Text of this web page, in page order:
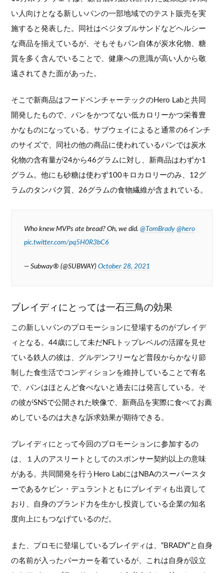
い人向けとなる新しいパンの一部地域でのテスト販売を実
施すると発表した。同社はベジタブルサンドなどヘルシー
な商品を揃えているが、そもそもパン自体が炭水化物、糖
質を多く含んでいることで、健康への意識が高い人から敬
遠されてきた面があった。
そこで新商品はフードベンチャーテックのHero Labと共同
開発したもので、パンをかつてない低カロリーかつ栄養豊
かなものになっている。サブウェイによると通常の6インチ
のサイズで、同社の他の商品に使われているパンでは炭水
化物の含有量が24から46グラムに対し、新商品はわずか1
グラム。他にも砂糖は使わず100キロカロリーのみ、12グ
ラムのタンパク質、26グラムの食物繊維が含まれている。
Who knew MVPs ate bread? Oh, we did.@TomBrady @hero
pic.twitter.com/pq5H0R3bC6
— Subway® (@SUBWAY)October 28, 2021
ブレイディにとっては一石三鳥の効果
この新しいパンのプロモーションに登場するのがブレイデ
ィとなる。44歳にして未だNFLトップレベルの活躍を見せ
ている鉄人の彼は、グルデンフリーなど普段からかなり節
制した食生活でコンディションを維持していることで有名
で、パンはほとんど食べないと過去には発言している。そ
の彼がSNSで公開された映像で、新商品を実際に食べてお薦
めしているのは大きな訴求効果が期待できる。
ブレイディにとって今回のプロモーションに参加するの
は、１人のアスリートとしてのスポンサー契約以上の意味
がある。共同開発を行うHero LabにはNBAのスーパースタ
ーであるケビン・デュラントともにブレイディも出資して
おり、自身のブランド力を生かし投資している企業の知名
度向上にもつなげているのだ。
また、プロモに登場しているブレイディは、“BRADY”と自身
の名前が入ったパーカーを着ているが、これは自身が設立